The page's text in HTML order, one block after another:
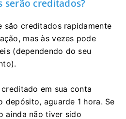
serão creditados?
são creditados rapidamente
mas às vezes pode
(dependendo do seu
em sua conta
depósito, aguarde 1 hora. Se
ainda não tiver sido